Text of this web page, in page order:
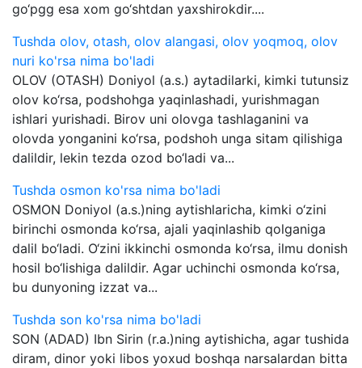
go‘pgg esa xom go‘shtdan yaxshirokdir....
Tushda olov, otash, olov alangasi, olov yoqmoq, olov
nuri ko'rsa nima bo'ladi
OLOV (OTASH) Doniyol (a.s.) aytadilarki, kimki tutunsiz
olov ko‘rsa, podshohga yaqinlashadi, yurishmagan
ishlari yurishadi. Birov uni olovga tashlaganini va
olovda yonganini ko‘rsa, podshoh unga sitam qilishiga
dalildir, lekin tezda ozod bo‘ladi va...
Tushda osmon ko'rsa nima bo'ladi
OSMON Doniyol (a.s.)ning aytishlaricha, kimki o‘zini
birinchi osmonda ko‘rsa, ajali yaqinlashib qolganiga
dalil bo‘ladi. O‘zini ikkinchi osmonda ko‘rsa, ilmu donish
hosil bo‘lishiga dalildir. Agar uchinchi osmonda ko‘rsa,
bu dunyoning izzat va...
Tushda son ko'rsa nima bo'ladi
SON (ADAD) Ibn Sirin (r.a.)ning aytishicha, agar tushida
diram, dinor yoki libos yoxud boshqa narsalardan bitta